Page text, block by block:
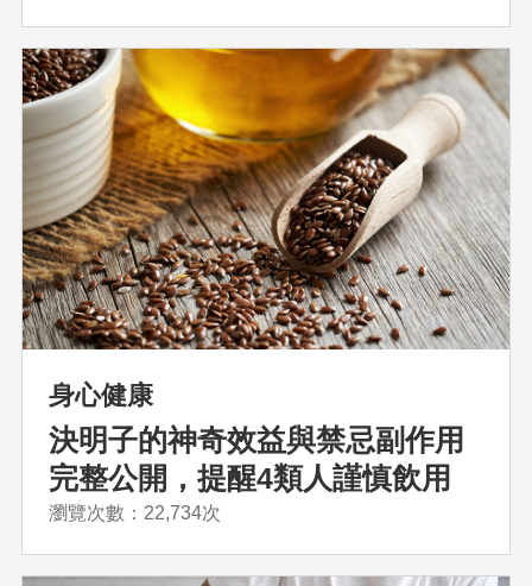
身心健康
決明子的神奇效益與禁忌副作用
完整公開，提醒4類人謹慎飲用
瀏覽次數：22,734次